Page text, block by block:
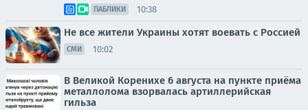
ПАБЛИКИ 10:38
Не все жители Украины хотят воевать с Россией
СМИ 10:02
В Великой Коренихе 6 августа на пункте приёма
металлолома взорвалась артиллерийская
гильза